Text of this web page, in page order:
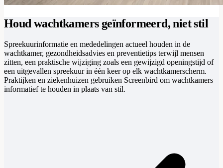
Houd wachtkamers geïnformeerd, niet stil
Spreekuurinformatie en mededelingen actueel houden in de
wachtkamer, gezondheidsadvies en preventietips terwijl mensen
zitten, een praktische wijziging zoals een gewijzigd openingstijd of
een uitgevallen spreekuur in één keer op elk wachtkamerscherm.
Praktijken en ziekenhuizen gebruiken Screenbird om wachtkamers
informatief te houden in plaats van stil.